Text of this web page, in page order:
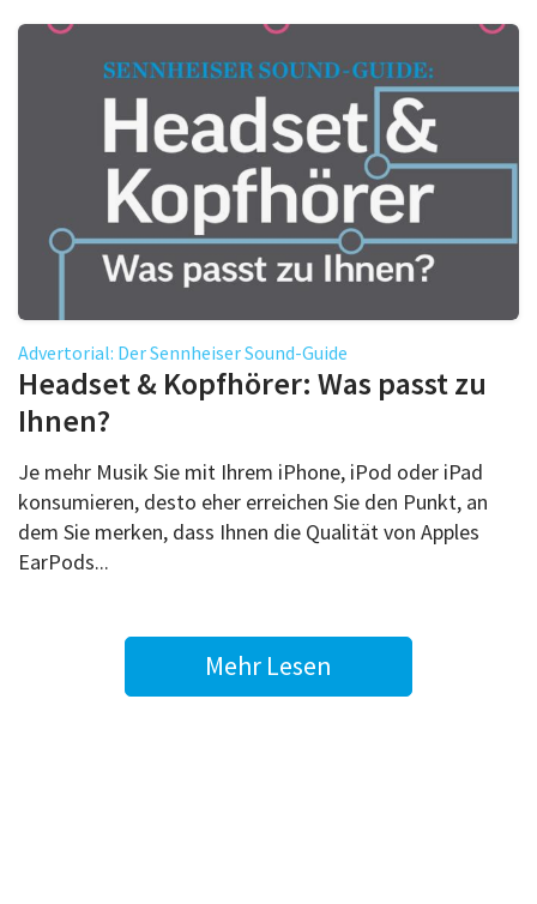
Advertorial: Der Sennheiser Sound-Guide
Headset & Kopfhörer: Was passt zu
Ihnen?
Je mehr Musik Sie mit Ihrem iPhone, iPod oder iPad
konsumieren, desto eher erreichen Sie den Punkt, an
dem Sie merken, dass Ihnen die Qualität von Apples
EarPods...
Mehr Lesen